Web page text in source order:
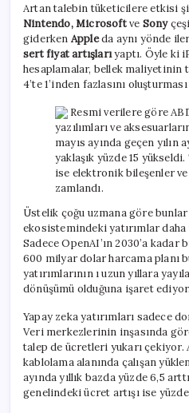
Artan talebin tüketicilere etkisi
Nintendo, Microsoftve Sony
giderken Appleda aynı yönde
sert fiyat artışlarıyaptı. Öyle ki
hesaplamalar, bellek
4’te 1’inden fazlasını
Resmi verilere göre
yazılımları ve
mayıs ayında geçen yılın
yaklaşık yüzde 15
ise elektronik bileşenler
zamlandı.
Üstelik çoğu uzmana göre bunlar
ekosistemindeki yatırımlar
Sadece OpenAI’ın 2030’a kadar
600 milyar dolar harcama planı
yatırımlarının ı uzun yıllara
dönüşümü olduğuna işaret ediyor.
Yapay zeka yatırımları sadece
Veri merkezlerinin inşasında
talep de ücretleri yukarı çekiyor.
kablolama alanında çalışan
ayında yıllık bazda yüzde 6,5
genelindeki ücret artışı ise